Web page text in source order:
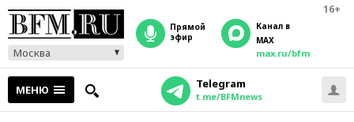
16+
Москва
прямой
эфир
Канал в
MAX
max.ru/bfm
МЕНЮ Telegram
t.me/BFMnews